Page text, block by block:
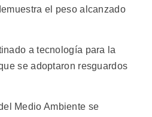
el peso alcanzado
a tecnología para la
se adoptaron resguardos
Medio Ambiente se